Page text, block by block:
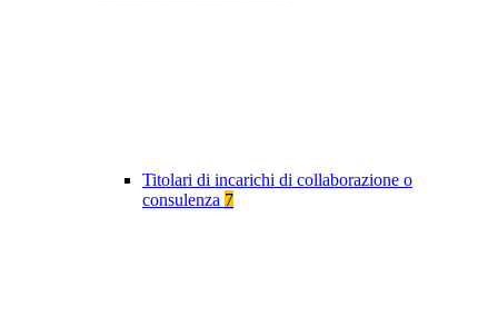
Titolari di incarichi di collaborazione o
consulenza 7